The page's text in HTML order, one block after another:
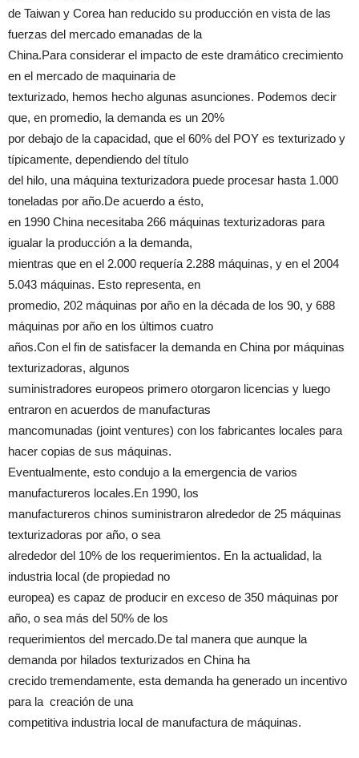
de Taiwan y Corea han reducido su producción en vista de las
fuerzas del mercado emanadas de la
China.Para considerar el impacto de este dramático crecimiento
en el mercado de maquinaria de
texturizado, hemos hecho algunas asunciones. Podemos decir
que, en promedio, la demanda es un 20%
por debajo de la capacidad, que el 60% del POY es texturizado y
típicamente, dependiendo del título
del hilo, una máquina texturizadora puede procesar hasta 1.000
toneladas por año.De acuerdo a ésto,
en 1990 China necesitaba 266 máquinas texturizadoras para
igualar la producción a la demanda,
mientras que en el 2.000 requería 2.288 máquinas, y en el 2004
5.043 máquinas. Esto representa, en
promedio, 202 máquinas por año en la década de los 90, y 688
máquinas por año en los últimos cuatro
años.Con el fin de satisfacer la demanda en China por máquinas
texturizadoras, algunos
suministradores europeos primero otorgaron licencias y luego
entraron en acuerdos de manufacturas
mancomunadas (joint ventures) con los fabricantes locales para
hacer copias de sus máquinas.
Eventualmente, esto condujo a la emergencia de varios
manufactureros locales.En 1990, los
manufactureros chinos suministraron alrededor de 25 máquinas
texturizadoras por año, o sea
alrededor del 10% de los requerimientos. En la actualidad, la
industria local (de propiedad no
europea) es capaz de producir en exceso de 350 máquinas por
año, o sea más del 50% de los
requerimientos del mercado.De tal manera que aunque la
demanda por hilados texturizados en China ha
crecido tremendamente, esta demanda ha generado un incentivo
para la creación de una
competitiva industria local de manufactura de máquinas.